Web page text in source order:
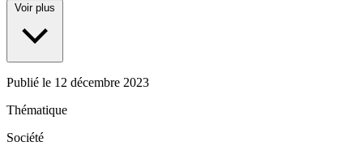
Voir plus
Publié le 12 décembre 2023
Thématique
Société